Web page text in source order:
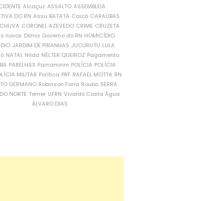
Alcaçuz ASSALTO ASSEMBLEIA
DO RN Assu BATATA Caicó CARAÚBAS
CORONEL AZEVEDO CRIME CRUZETA
novos Dilma Governo do RN HOMICÍDIO
JARDIM DE PIRANHAS JUCURUTU LULA
NATAL Nilda NÉLTER QUEIROZ Pagamento
PARELHAS Parnamirim POLÍCIA POLÍCIA
MILITAR Política PRF RAFAEL MOTTA RN
GERMANO Robinson Faria Roubo SERRA
NORTE Temer UFRN Vivaldo Costa Água
ÁLVARO DIAS